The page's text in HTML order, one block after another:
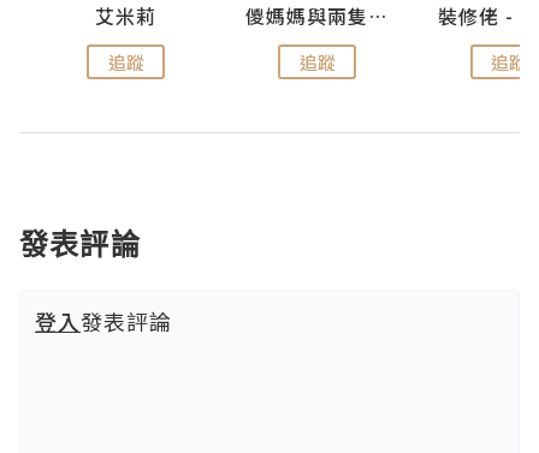
艾米莉
追蹤
儍媽媽與兩隻小魔怪之家
追蹤 追蹤
發表評論
登入發表評論